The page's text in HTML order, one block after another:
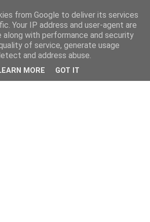
from Google to deliver its services
Your IP address and user-agent are
along with performance and security
of service, generate usage
and address abuse.
MORE GOT IT